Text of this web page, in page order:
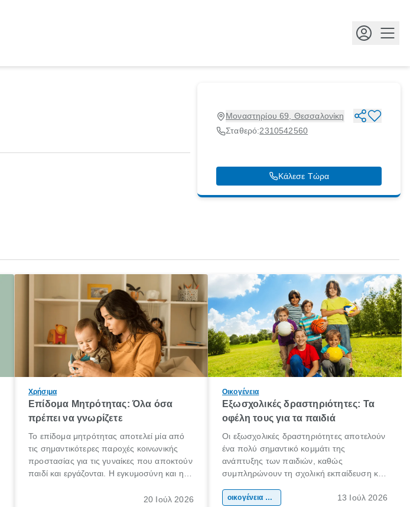
Μοναστηρίου 69, Θεσσαλονίκη
Σταθερό:2310542560
Κάλεσε Τώρα
Χρήσιμα
Επίδομα Μητρότητας: Όλα όσα
πρέπει να γνωρίζετε
Το επίδομα μητρότητας αποτελεί μία από
τις σημαντικότερες παροχές κοινωνικής
προστασίας για τις γυναίκες που αποκτούν
παιδί και εργάζονται. Η εγκυμοσύνη και η
σημαντική περίοδος στη ζωή κάθε20 Ιούλ 2026
Οικογένεια
Εξωσχολικές δραστηριότητες: Τα
οφέλη τους για τα παιδιά
Οι εξωσχολικές δραστηριότητες αποτελούν
ένα πολύ σημαντικό κομμάτι της
ανάπτυξης των παιδιών, καθώς
συμπληρώνουν τη σχολική εκπαίδευση και
της προσωπικότητας, της κοινωνικότητας
οικογένεια & παιδί 13 Ιούλ 2026